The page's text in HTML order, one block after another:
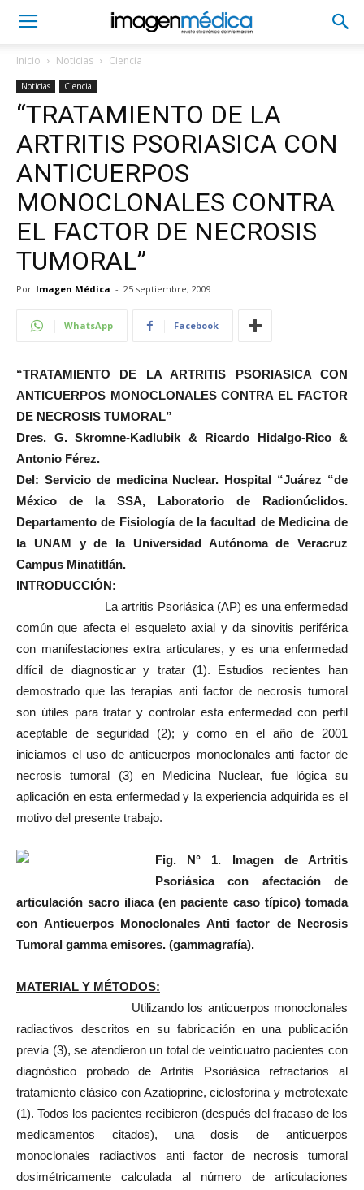
Inicio Noticias Ciencia
Noticias Ciencia
“TRATAMIENTO DE LA
ARTRITIS PSORIASICA CON
ANTICUERPOS
MONOCLONALES CONTRA
EL FACTOR DE NECROSIS
TUMORAL”
Por Imagen Médica - 25 septiembre, 2009
WhatsApp Facebook
“TRATAMIENTO DE LA ARTRITIS PSORIASICA CON
ANTICUERPOS MONOCLONALES CONTRA EL FACTOR
DE NECROSIS TUMORAL”
Dres. G. Skromne-Kadlubik & Ricardo Hidalgo-Rico &
Antonio Férez.
Del: Servicio de medicina Nuclear. Hospital “Juárez “de
México de la SSA, Laboratorio de Radionúclidos.
Departamento de Fisiología de la facultad de Medicina de
la UNAM y de la Universidad Autónoma de Veracruz
Campus Minatitlán.
INTRODUCCIÓN:
La artritis Psoriásica (AP) es una enfermedad
común que afecta el esqueleto axial y da sinovitis periférica
con manifestaciones extra articulares, y es una enfermedad
difícil de diagnosticar y tratar (1). Estudios recientes han
demostrado que las terapias anti factor de necrosis tumoral
son útiles para tratar y controlar esta enfermedad con perfil
aceptable de seguridad (2); y como en el año de 2001
iniciamos el uso de anticuerpos monoclonales anti factor de
necrosis tumoral (3) en Medicina Nuclear, fue lógica su
aplicación en esta enfermedad y la experiencia adquirida es el
motivo del presente trabajo.
Fig. N° 1. Imagen de Artritis
Psoriásica con afectación de
articulación sacro iliaca (en paciente caso típico) tomada
con Anticuerpos Monoclonales Anti factor de Necrosis
Tumoral gamma emisores. (gammagrafía).
MATERIAL Y MÉTODOS:
Utilizando los anticuerpos monoclonales
radiactivos descritos en su fabricación en una publicación
previa (3), se atendieron un total de veinticuatro pacientes con
diagnóstico probado de Artritis Psoriásica refractarios al
tratamiento clásico con Azatioprine, ciclosforina y metrotexate
(1). Todos los pacientes recibieron (después del fracaso de los
medicamentos citados), una dosis de anticuerpos
monoclonales radiactivos anti factor de necrosis tumoral
dosimétricamente calculada al número de articulaciones